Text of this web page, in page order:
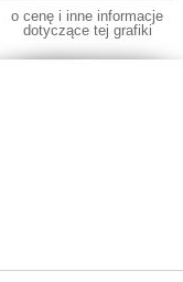
o cenę i inne informacje
dotyczące tej grafiki